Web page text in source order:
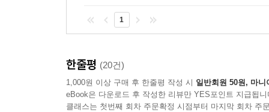
뜻풀이 부분의 숫자에 대해 나누는 편집부 사람
작가가 이와나미쇼텐이라는 출판사의 사전편집
덕분에 오랜 기간 같은 작업이 반복적으로 이루어
미우라 시온과 이 작품에게만 건넬 수 있는 칭찬일
1
한줄평 (20건)
1,000원 이상 구매 후 한줄평 작성 시 일반회원 50원, 마니
eBook은 다운로드 후 작성한 리뷰만 YES포인트 지급됩니
클래스는 첫번째 회차 주문확정 시점부터 마지막 회차 주